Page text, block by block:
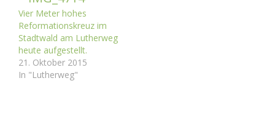
Vier Meter hohes
Reformationskreuz im
Stadtwald am Lutherweg
heute aufgestellt.
21. Oktober 2015
In "Lutherweg"